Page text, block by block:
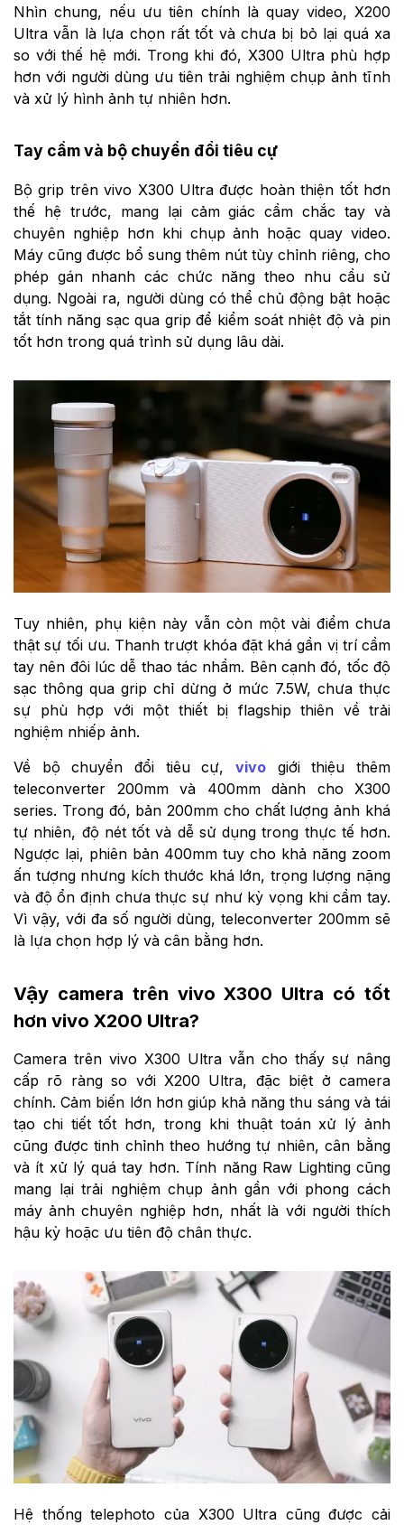
Nhìn chung, nếu ưu tiên chính là quay video, X200
Ultra vẫn là lựa chọn rất tốt và chưa bị bỏ lại quá xa
so với thế hệ mới. Trong khi đó, X300 Ultra phù hợp
hơn với người dùng ưu tiên trải nghiệm chụp ảnh tĩnh
và xử lý hình ảnh tự nhiên hơn.
Tay cầm và bộ chuyển đổi tiêu cự
Bộ grip trên vivo X300 Ultra được hoàn thiện tốt hơn
thế hệ trước, mang lại cảm giác cầm chắc tay và
chuyên nghiệp hơn khi chụp ảnh hoặc quay video.
Máy cũng được bổ sung thêm nút tùy chỉnh riêng, cho
phép gán nhanh các chức năng theo nhu cầu sử
dụng. Ngoài ra, người dùng có thể chủ động bật hoặc
tắt tính năng sạc qua grip để kiểm soát nhiệt độ và pin
tốt hơn trong quá trình sử dụng lâu dài.
Tuy nhiên, phụ kiện này vẫn còn một vài điểm chưa
thật sự tối ưu. Thanh trượt khóa đặt khá gần vị trí cầm
tay nên đôi lúc dễ thao tác nhầm. Bên cạnh đó, tốc độ
sạc thông qua grip chỉ dừng ở mức 7.5W, chưa thực
sự phù hợp với một thiết bị flagship thiên về trải
nghiệm nhiếp ảnh.
Về bộ chuyển đổi tiêu cự, vivo giới thiệu thêm
teleconverter 200mm và 400mm dành cho X300
series. Trong đó, bản 200mm cho chất lượng ảnh khá
tự nhiên, độ nét tốt và dễ sử dụng trong thực tế hơn.
Ngược lại, phiên bản 400mm tuy cho khả năng zoom
ấn tượng nhưng kích thước khá lớn, trọng lượng nặng
và độ ổn định chưa thực sự như kỳ vọng khi cầm tay.
Vì vậy, với đa số người dùng, teleconverter 200mm sẽ
là lựa chọn hợp lý và cân bằng hơn.
Vậy camera trên vivo X300 Ultra có tốt
hơn vivo X200 Ultra?
Camera trên vivo X300 Ultra vẫn cho thấy sự nâng
cấp rõ ràng so với X200 Ultra, đặc biệt ở camera
chính. Cảm biến lớn hơn giúp khả năng thu sáng và tái
tạo chi tiết tốt hơn, trong khi thuật toán xử lý ảnh
cũng được tinh chỉnh theo hướng tự nhiên, cân bằng
và ít xử lý quá tay hơn. Tính năng Raw Lighting cũng
mang lại trải nghiệm chụp ảnh gần với phong cách
máy ảnh chuyên nghiệp hơn, nhất là với người thích
hậu kỳ hoặc ưu tiên độ chân thực.
Hệ thống telephoto của X300 Ultra cũng được cải